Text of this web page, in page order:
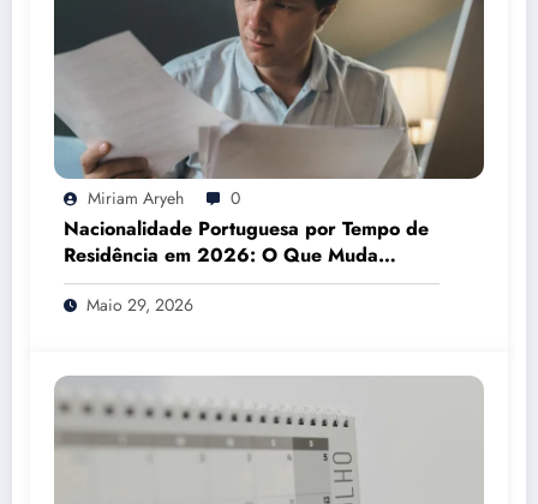
Miriam Aryeh 0
Nacionalidade Portuguesa por Tempo de
Residência em 2026: O Que Muda
Mesmo
Maio 29, 2026